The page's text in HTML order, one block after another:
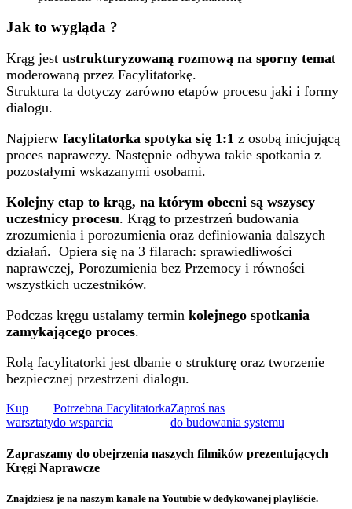
Jak to wygląda ?
Krąg jest ustrukturyzowaną rozmową na sporny temat
moderowaną przez Facylitatorkę.
Struktura ta dotyczy zarówno etapów procesu jaki i formy
dialogu.
Najpierw facylitatorka spotyka się 1:1 z osobą inicjującą
proces naprawczy. Następnie odbywa takie spotkania z
pozostałymi wskazanymi osobami.
Kolejny etap to krąg, na którym obecni są wszyscy
uczestnicy procesu. Krąg to przestrzeń budowania
zrozumienia i porozumienia oraz definiowania dalszych
działań. Opiera się na 3 filarach: sprawiedliwości
naprawczej, Porozumienia bez Przemocy i równości
wszystkich uczestników.
Podczas kręgu ustalamy termin kolejnego spotkania
zamykającego proces.
Rolą facylitatorki jest dbanie o strukturę oraz tworzenie
bezpiecznej przestrzeni dialogu.
Kup
warsztaty
Potrzebna Facylitatorka
do wsparcia
Zaproś nas
do budowania systemu
Zapraszamy do obejrzenia naszych filmików prezentujących
Kręgi Naprawcze
Znajdziesz je na naszym kanale na Youtubie w dedykowanej playliście.